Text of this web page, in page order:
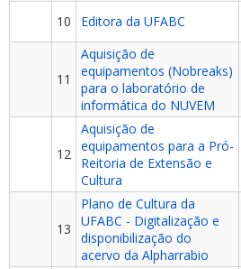
10 Editora da UFABC
11
Aquisição de
equipamentos (Nobreaks)
para o laboratório de
informática do NUVEM
12
Aquisição de
equipamentos para a Pró-
Reitoria de Extensão e
Cultura
13
Plano de Cultura da
UFABC - Digitalização e
disponibilização do
acervo da Alpharrabio